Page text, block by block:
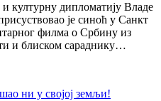
и културну дипломатију Владе
је синоћ у Санкт
филма о Србину из
и блиском сараднику…
ни у својој земљи!